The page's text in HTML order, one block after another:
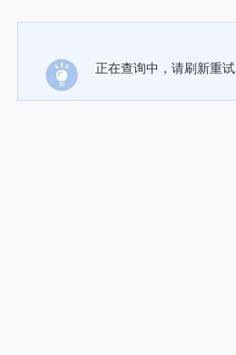
正在查询中，请刷新重试